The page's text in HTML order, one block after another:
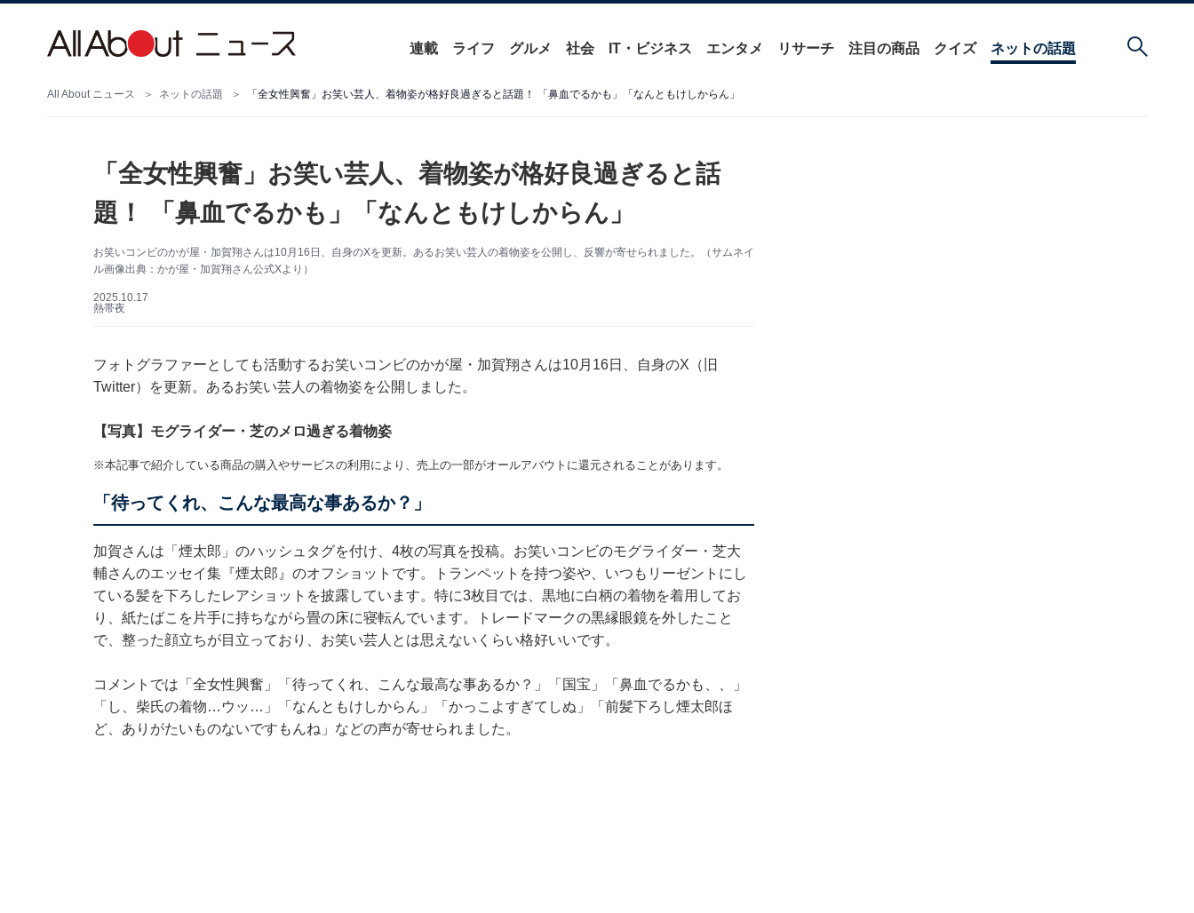
連載 ライフ グルメ 社会 IT・ビジネス エンタメ リサーチ 注目の商品 クイズ ネットの話題
All About ニュース ネットの話題 「全女性興奮」お笑い芸人、着物姿が格好良過ぎると話題！ 「鼻血でるかも」「なんともけしからん」
「全女性興奮」お笑い芸人、着物姿が格好良過ぎると話
題！ 「鼻血でるかも」「なんともけしからん」
お笑いコンビのかが屋・加賀翔さんは10月16日、自身のXを更新。あるお笑い芸人の着物姿を公開し、反響が寄せられました。（サムネイ
ル画像出典：かが屋・加賀翔さん公式Xより）
2025.10.17
熱帯夜
フォトグラファーとしても活動するお笑いコンビのかが屋・加賀翔さんは10月16日、自身のX（旧
Twitter）を更新。あるお笑い芸人の着物姿を公開しました。
【写真】モグライダー・芝のメロ過ぎる着物姿
※本記事で紹介している商品の購入やサービスの利用により、売上の一部がオールアバウトに還元されることがあります。
「待ってくれ、こんな最高な事あるか？」
加賀さんは「煙太郎」のハッシュタグを付け、4枚の写真を投稿。お笑いコンビのモグライダー・芝大
輔さんのエッセイ集『煙太郎』のオフショットです。トランペットを持つ姿や、いつもリーゼントにし
ている髪を下ろしたレアショットを披露しています。特に3枚目では、黒地に白柄の着物を着用してお
り、紙たばこを片手に持ちながら畳の床に寝転んでいます。トレードマークの黒縁眼鏡を外したこと
で、整った顔立ちが目立っており、お笑い芸人とは思えないくらい格好いいです。
コメントでは「全女性興奮」「待ってくれ、こんな最高な事あるか？」「国宝」「鼻血でるかも、、」
「し、柴氏の着物…ウッ…」「なんともけしからん」「かっこよすぎてしぬ」「前髪下ろし煙太郎ほ
ど、ありがたいものないですもんね」などの声が寄せられました。